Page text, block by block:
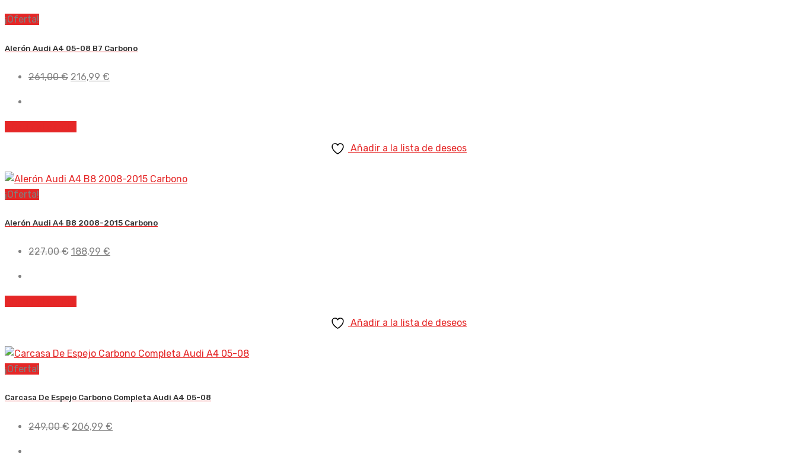
¡Oferta!
Alerón Audi A4 05-08 B7 Carbono
261,00€ El
era:
216,99 €
Añadir a la lista de deseos
¡Oferta!
Alerón Audi A4 B8 2008-2015 Carbono
227,00€ El
era:
188,99 €
Añadir a la lista de deseos
¡Oferta!
Carcasa De Espejo Carbono Completa Audi A4 05-08
249,00€ El
206,99 €